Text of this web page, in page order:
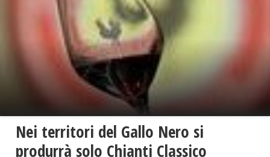
Nei territori del Gallo Nero si
produrrà solo Chianti Classico